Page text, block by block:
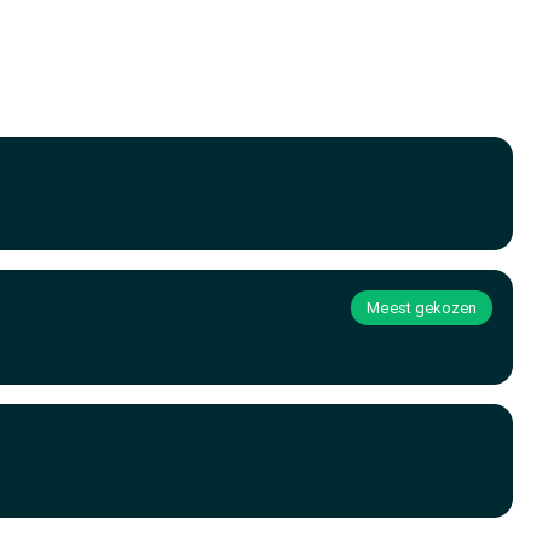
Meest gekozen